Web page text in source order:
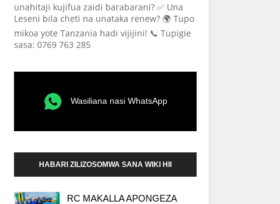
unahitaji kujifua zaidi barabarani? ✅ Una
Leseni bila cheti na unataka renew? 🌍 Tupo
mikoa yote Tanzania hadi vijijini! 📞 Tupigie
sasa: 0769 763 285
Wasiliana nasi WhatsApp
HABARI ZILIZOSOMWA SANA WIKI HII
RC MAKALLA APONGEZA